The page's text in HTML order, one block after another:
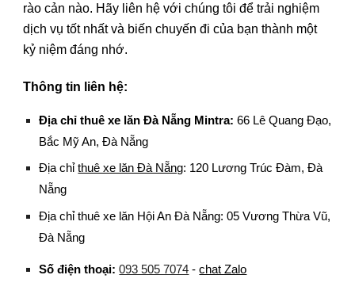
rào cản nào. Hãy liên hệ với chúng tôi để trải nghiệm
dịch vụ tốt nhất và biến chuyến đi của bạn thành một
kỷ niệm đáng nhớ.
Thông tin liên hệ:
Địa chỉthuê xe lăn Đà Nẵng Mintra: 66 Lê Quang Đạo,
Bắc Mỹ An, Đà Nẵng
Địa chỉthuê xe lăn Đà Nẵng: 120 Lương Trúc Đàm, Đà
Nẵng
Địa chỉ thuê xe lăn Hội An Đà Nẵng: 05 Vương Thừa Vũ,
Đà Nẵng
Số điện thoại: 093 505 7074 -chat Zalo